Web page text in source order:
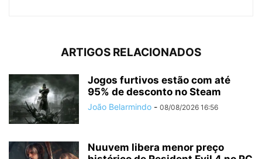
ARTIGOS RELACIONADOS
Jogos furtivos estão com até
95% de desconto no Steam
João Belarmindo - 08/08/2026 16:56
Nuuvem libera menor preço